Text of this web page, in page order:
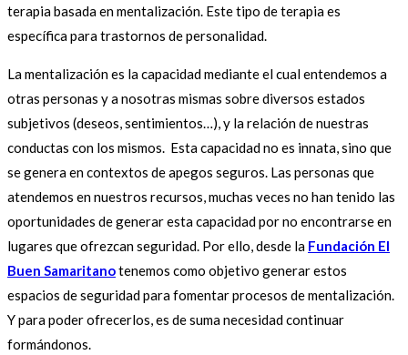
terapia basada en mentalización. Este tipo de terapia es
específica para trastornos de personalidad.
La mentalización es la capacidad mediante el cual entendemos a
otras personas y a nosotras mismas sobre diversos estados
subjetivos (deseos, sentimientos…), y la relación de nuestras
conductas con los mismos. Esta capacidad no es innata, sino que
se genera en contextos de apegos seguros. Las personas que
atendemos en nuestros recursos, muchas veces no han tenido las
oportunidades de generar esta capacidad por no encontrarse en
lugares que ofrezcan seguridad. Por ello, desde la Fundación El
Buen Samaritanotenemos como objetivo generar estos
espacios de seguridad para fomentar procesos de mentalización.
Y para poder ofrecerlos, es de suma necesidad continuar
formándonos.